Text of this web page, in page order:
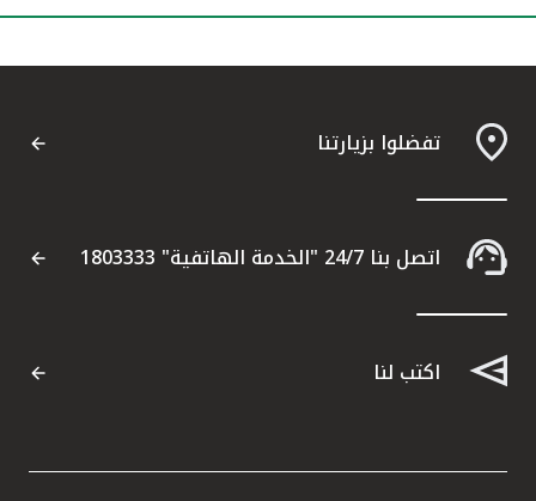
المملكة المتحدة
مملكة البحرين
تفضلوا بزيارتنا
اتصل بنا 24/7 "الخدمة الهاتفية" 1803333
اكتب لنا